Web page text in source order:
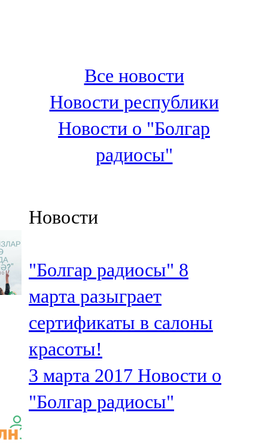
100,3 FM
Зәй
106,6 FM
Кадыбаш
105,2 FM
91,5 FM
106,1 FM
Кама тамагы
71,51 FM
Кукмара
107,9 FM
Лениногорский
Все новости
Новости республики
Новости о "Болгар
радиосы"
Новости
"Болгар радиосы" 8
марта разыграет
сертификаты в салоны
красоты!
3 марта 2017 Новости о
"Болгар радиосы"